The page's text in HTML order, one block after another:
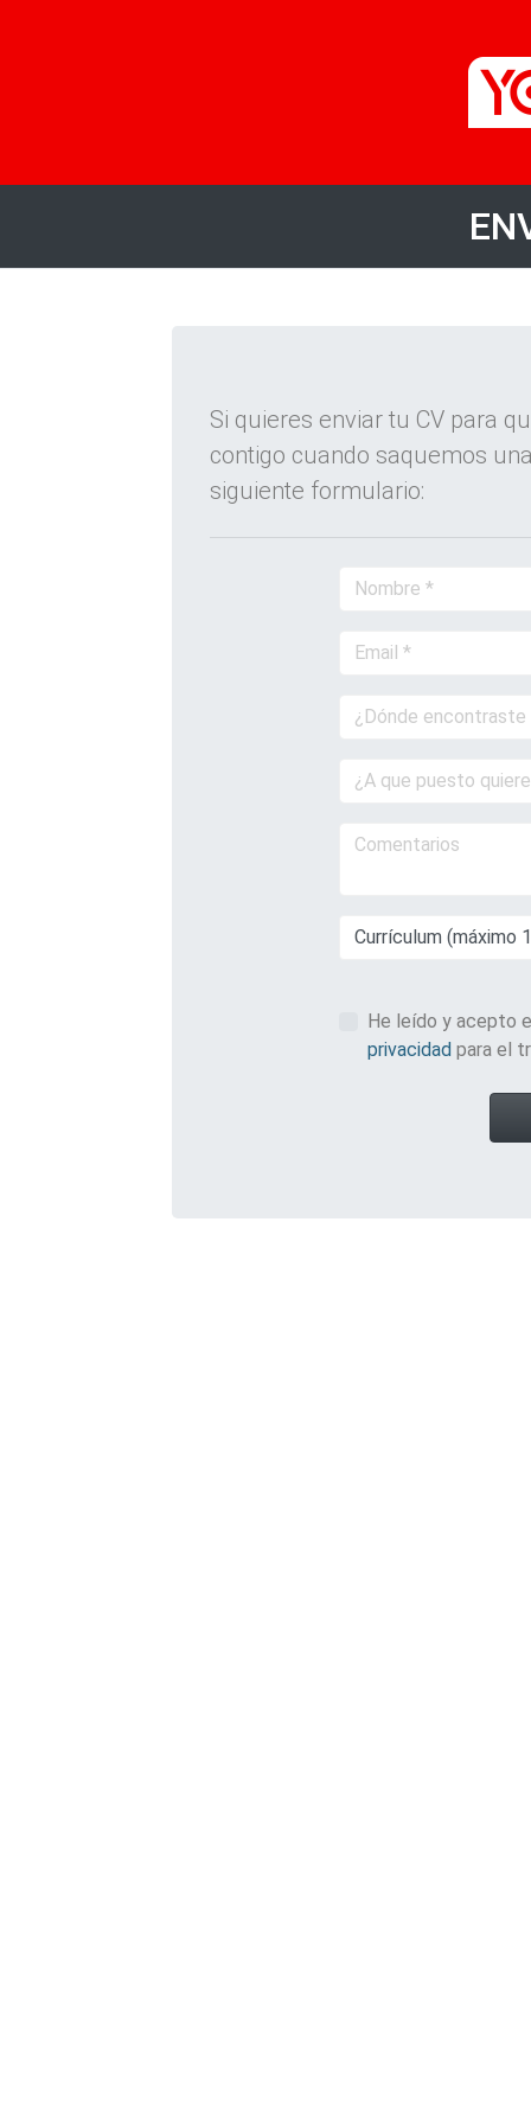
Si quieres enviar tu CV para
contigo cuando saquemos
siguiente formulario:
Currículum (máximo
He leído y acepto
privacidad para el